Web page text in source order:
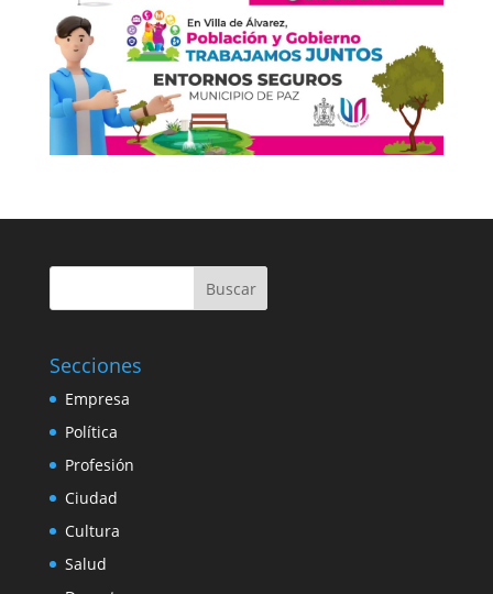
Buscar
Secciones
Empresa
Política
Profesión
Ciudad
Cultura
Salud